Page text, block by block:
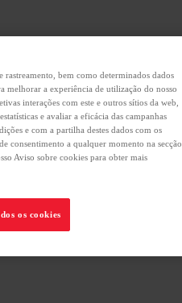
rastreamento, bem como determinados dados
melhorar a experiência de utilização do nosso
interações com este e outros sítios da web,
e avaliar a eficácia das campanhas
e com a partilha destes dados com os
consentimento a qualquer momento na secção
Aviso sobre cookies para obter mais
os cookies